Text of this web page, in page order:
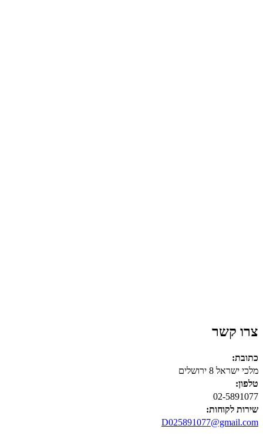
צרו קשר
כתובת:
מלכי ישראל 8 ירושלים
טלפון:
02-5891077
שירות לקוחות:
D025891077@gmail.com